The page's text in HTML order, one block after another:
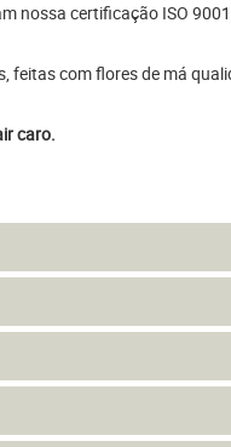
nossa certificação ISO
feitas com flores de má
caro.